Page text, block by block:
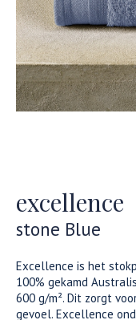
excellence
stone Blue
Excellence is het
100% gekamd
600 g/m². Dit zorgt
gevoel. Excellence